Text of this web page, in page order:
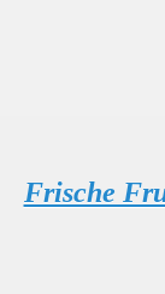
Frische